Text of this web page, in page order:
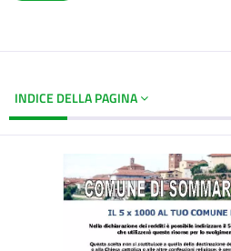
INDICE DELLA PAGINA